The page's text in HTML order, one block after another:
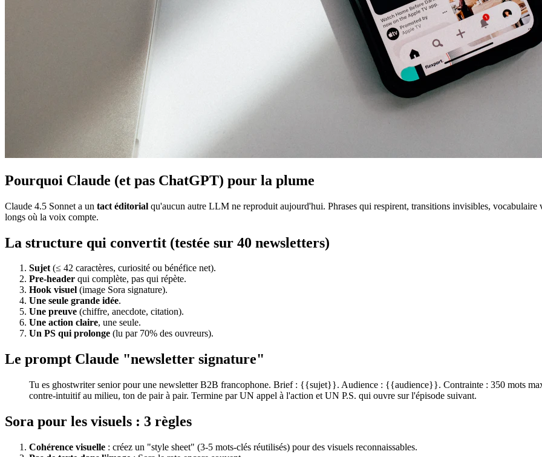
Pourquoi Claude (et pas ChatGPT) pour la plume
Claude 4.5 Sonnet a un tact éditorial qu'aucun autre LLM ne reproduit aujourd'hui. Phrases qui respirent, transitions invisibles,
longs où la voix compte.
La structure qui convertit (testée sur 40 newsletters)
Sujet(≤ 42 caractères, curiosité ou bénéfice net).
Pre-header qui complète, pas qui répète.
Hook visuel (image Sora signature).
Une seule grande idée.
Une preuve (chiffre, anecdote, citation).
Une action claire, une seule.
Un PS qui prolonge (lu par 70% des ouvreurs).
Le prompt Claude "newsletter signature"
Tu es ghostwriter senior pour une newsletter B2B francophone. Brief : {{sujet}}. Audience : {{audience}}. Contrainte : 350 mots
contre-intuitif au milieu, ton de pair à pair. Termine par UN appel à l'action et UN P.S. qui ouvre sur l'épisode suivant.
Sora pour les visuels : 3 règles
Cohérence visuelle : créez un "style sheet" (3-5 mots-clés réutilisés) pour des visuels reconnaissables.